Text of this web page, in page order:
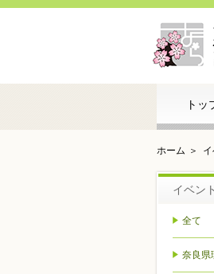
トッ
ホーム
イベン
全て
奈良県